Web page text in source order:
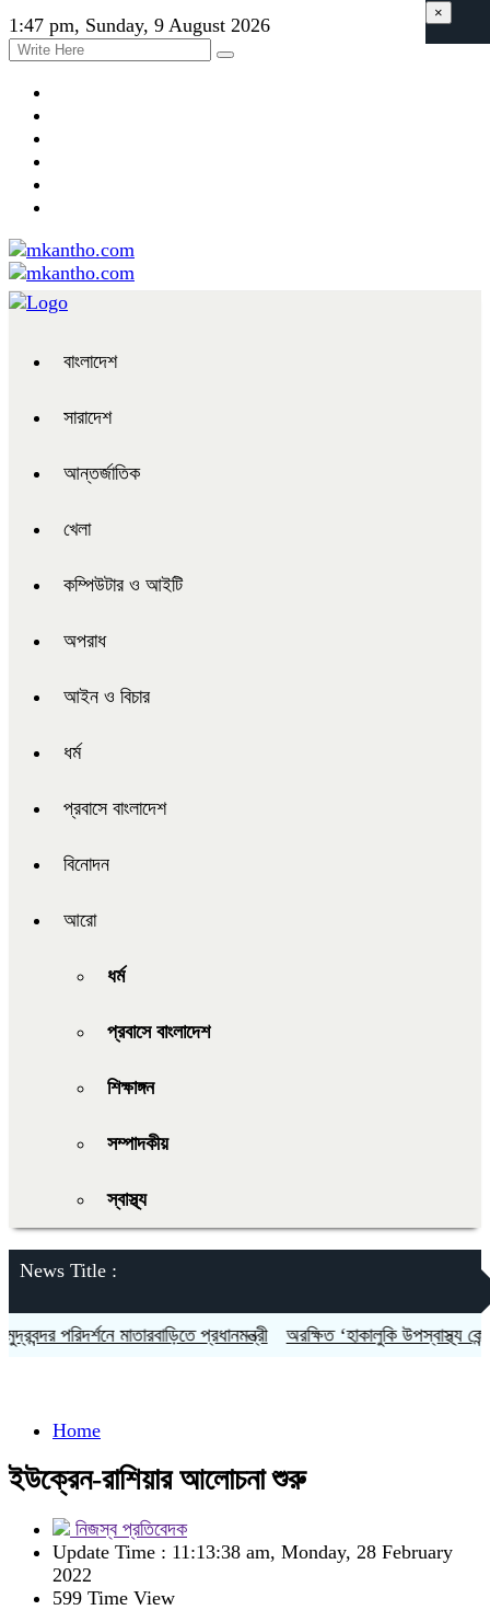
1:47 pm, Sunday, 9 August 2026
বাংলাদেশ
সারাদেশ
আন্তর্জাতিক
খেলা
কম্পিউটার ও আইটি
অপরাধ
আইন ও বিচার
ধর্ম
প্রবাসে বাংলাদেশ
বিনোদন
আরো
ধর্ম
প্রবাসে বাংলাদেশ
শিক্ষাঙ্গন
সম্পাদকীয়
স্বাস্থ্য
News Title :
পরিদর্শনে মাতারবাড়িতে প্রধানমন্ত্রী অরক্ষিত ‘হাকালুকি উপস্বাস্থ্য
×
Home
ইউক্রেন-রাশিয়ার আলোচনা শুরু
নিজস্ব প্রতিবেদক
Update Time : 11:13:38 am, Monday, 28 February
2022
599 Time View